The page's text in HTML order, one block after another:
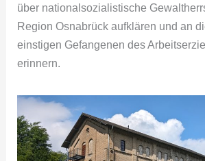
über nationalsozialistische
Region Osnabrück aufklären und an
einstigen Gefangenen des
erinnern.